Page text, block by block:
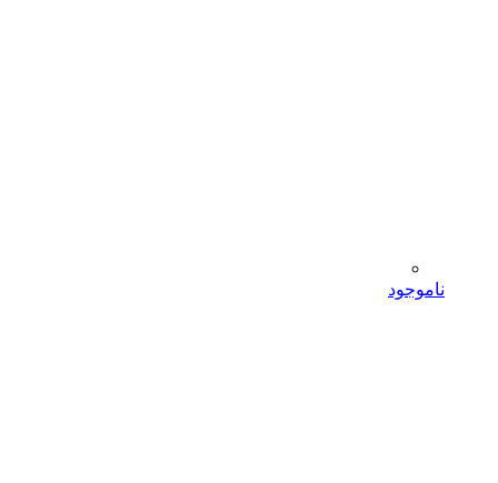
ناموجود